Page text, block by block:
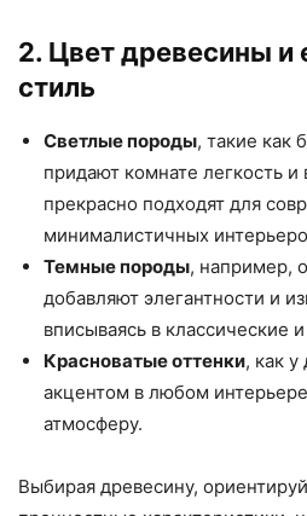
2. Цвет древесины и
стиль
Светлые породы, такие как
придают комнате легкость
прекрасно подходят для
минималистичных
Темные породы, например,
добавляют элегантности и
вписываясь в классические
Красноватые оттенки, как у
акцентом в любом
атмосферу.
Выбирая древесину,